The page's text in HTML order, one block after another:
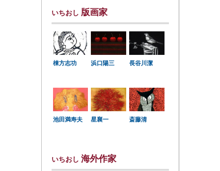
いちおし 版画家
棟方志功 浜口陽三 長谷川潔
池田満寿夫 星襄一 斎藤清
いちおし 海外作家